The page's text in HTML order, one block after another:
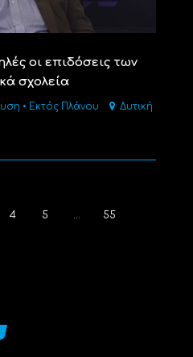
οι επιδόσεις των
σχολεία
• Εκτός Πλάνου
Δυτική
4 5 55